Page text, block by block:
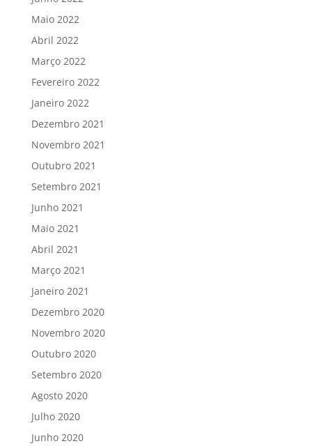
Maio 2022
Abril 2022
Março 2022
Fevereiro 2022
Janeiro 2022
Dezembro 2021
Novembro 2021
Outubro 2021
Setembro 2021
Junho 2021
Maio 2021
Abril 2021
Março 2021
Janeiro 2021
Dezembro 2020
Novembro 2020
Outubro 2020
Setembro 2020
Agosto 2020
Julho 2020
Junho 2020